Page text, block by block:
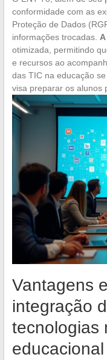
conformidade com as
Proteção de Dados
informações trocadas.
otimizada, permitindo
e recursos ao
das TIC na educação
visa preparar os alunos
Vantagens
integração
tecnologias
educacional